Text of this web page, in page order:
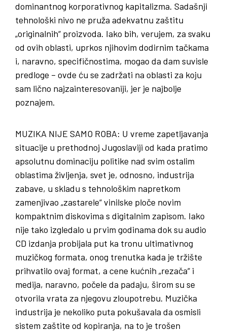
dominantnog korporativnog kapitalizma. Sadašnji
tehnološki nivo ne pruža adekvatnu zaštitu
„originalnih“ proizvoda. Iako bih, verujem, za svaku
od ovih oblasti, uprkos njihovim dodirnim tačkama
i, naravno, specifičnostima, mogao da dam suvisle
predloge – ovde ću se zadržati na oblasti za koju
sam lično najzainteresovaniji, jer je najbolje
poznajem.
MUZIKA NIJE SAMO ROBA: U vreme zapetljavanja
situacije u prethodnoj Jugoslaviji od kada pratimo
apsolutnu dominaciju politike nad svim ostalim
oblastima življenja, svet je, odnosno, industrija
zabave, u skladu s tehnološkim napretkom
zamenjivao „zastarele“ vinilske ploče novim
kompaktnim diskovima s digitalnim zapisom. Iako
nije tako izgledalo u prvim godinama dok su audio
CD izdanja probijala put ka tronu ultimativnog
muzičkog formata, onog trenutka kada je tržište
prihvatilo ovaj format, a cene kućnih „rezača“ i
medija, naravno, počele da padaju, širom su se
otvorila vrata za njegovu zloupotrebu. Muzička
industrija je nekoliko puta pokušavala da osmisli
sistem zaštite od kopiranja, na to je trošen